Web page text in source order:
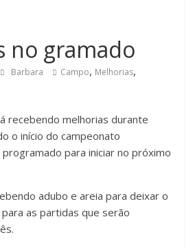
no gramado
Barbara Campo, Melhorias,
recebendo melhorias durante
o início do campeonato
para iniciar no próximo
adubo e areia para deixar o
as partidas que serão